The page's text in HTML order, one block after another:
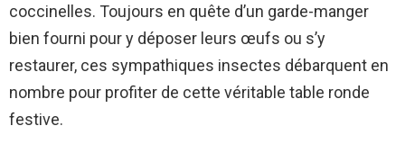
coccinelles. Toujours en quête d’un garde-manger
bien fourni pour y déposer leurs œufs ou s’y
restaurer, ces sympathiques insectes débarquent en
nombre pour profiter de cette véritable table ronde
festive.